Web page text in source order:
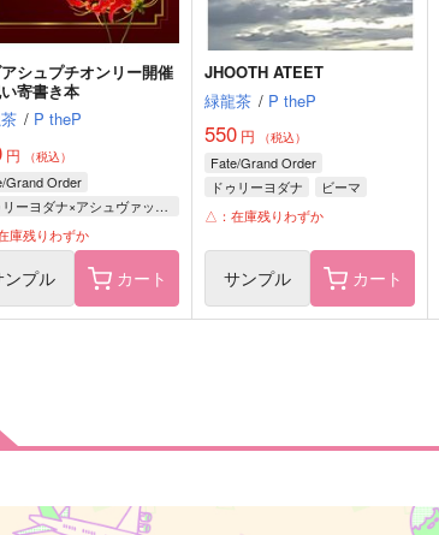
シュプチオンリー開催
寄書き本
/ P theP
円 （税込）
Grand Order
ドゥリーヨダナ×アシュヴァッターマン
ヴァッターマン
ーヨダナ
庫残りわずか
ンプル カート
JHOOTH ATEET
緑龍茶 / P theP
550 円 （税込）
Fate/Grand Order
ドゥリーヨダナ
ビーマ
△：在庫残りわずか
サンプル カート